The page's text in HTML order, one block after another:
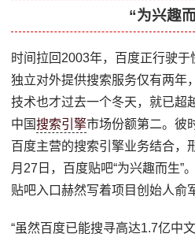
“为兴趣
时间拉回2003年，百度正行驶
独立对外提供搜索服务仅有两年
技术也才过去一个冬天，就已超
中国搜索引擎市场份额第二。彼
百度主营的搜索引擎业务结合，
月27日，百度贴吧“为兴趣而生”
贴吧入口赫然写着项目创始人俞
“虽然百度已能搜寻高达1.7亿中